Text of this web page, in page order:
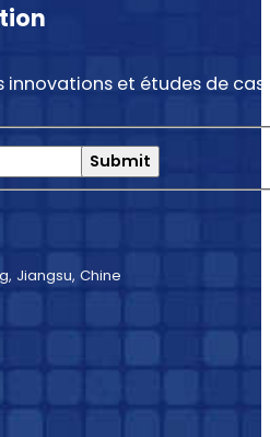
innovations et études de cas.
Submit
Jiangsu, Chine